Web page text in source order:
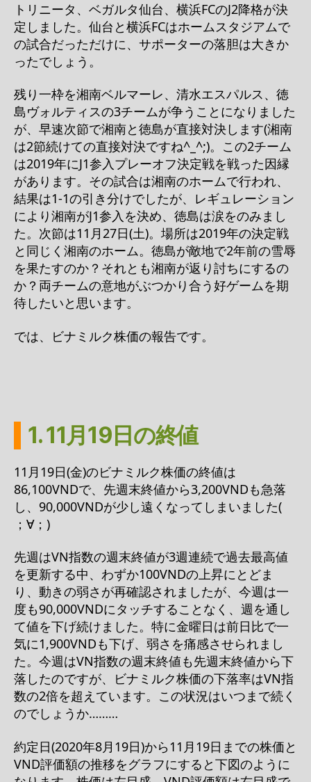
トリニータ、ベガルタ仙台、横浜FCのJ2降格が決
定しました。仙台と横浜FCはホームスタジアムで
の試合だっただけに、サポーターの落胆は大きか
ったでしょう。
残り一枠を湘南ベルマーレ、清水エスパルス、徳
島ヴォルティスの3チームが争うことになりました
が、早速次節で湘南と徳島が直接対決します(湘南
は2節続けての直接対決ですね^_^;)。この2チーム
は2019年にJ1参入プレーオフ決定戦を戦った因縁
があります。その試合は湘南のホームで行われ、
結果は1-1の引き分けでしたが、レギュレーション
により湘南がJ1参入を決め、徳島は涙をのみまし
た。次節は11月27日(土)。場所は2019年の決定戦
と同じく湘南のホーム。徳島が敵地で2年前の雪辱
を果たすのか？それとも湘南が返り討ちにするの
か？両チームの意地がぶつかり合う好ゲームを期
待したいと思います。
では、ビナミルク株価の報告です。
1. 11月19日の終値
11月19日(金)のビナミルク株価の終値は
86,100VNDで、先週末終値から3,200VNDも急落
し、90,000VNDが少し遠くなってしまいました(
；∀；)
先週はVN指数の週末終値が3週連続で過去最高値
を更新する中、わずか100VNDの上昇にとどま
り、動きの弱さが再確認されましたが、今週は一
度も90,000VNDにタッチすることなく、週を通し
て値を下げ続けました。特に金曜日は前日比で一
気に1,900VNDも下げ、弱さを痛感させられまし
た。今週はVN指数の週末終値も先週末終値から下
落したのですが、ビナミルク株価の下落率はVN指
数の2倍を超えています。この状況はいつまで続く
のでしょうか………
約定日(2020年8月19日)から11月19日までの株価と
VND評価額の推移をグラフにすると下図のように